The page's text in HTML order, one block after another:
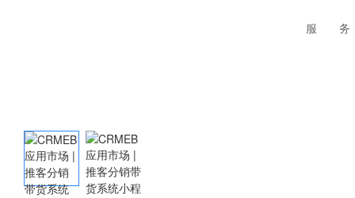
服 务